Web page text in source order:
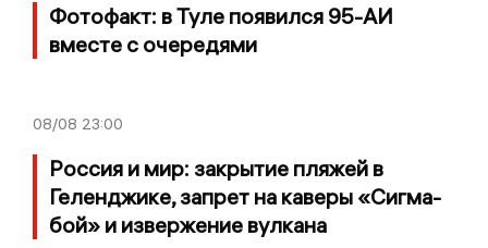
Фотофакт: в Туле появился 95-АИ
вместе с очередями
08/08 23:00
Россия и мир: закрытие пляжей в
Геленджике, запрет на каверы «Сигма-
бой» и извержение вулкана